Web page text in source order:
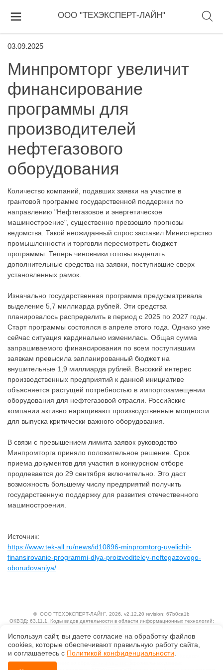
ООО "ТЕХЭКСПЕРТ-ЛАЙН"
03.09.2025
Минпромторг увеличит
финансирование
программы для
производителей
нефтегазового
оборудования
Количество компаний, подавших заявки на участие в
грантовой программе государственной поддержки по
направлению "Нефтегазовое и энергетическое
машиностроение", существенно превзошло прогнозы
ведомства. Такой неожиданный спрос заставил Министерство
промышленности и торговли пересмотреть бюджет
программы. Теперь чиновники готовы выделить
дополнительные средства на заявки, поступившие сверх
установленных рамок.
Изначально государственная программа предусматривала
выделение 5,7 миллиарда рублей. Эти средства
планировалось распределить в период с 2025 по 2027 годы.
Старт программы состоялся в апреле этого года. Однако уже
сейчас ситуация кардинально изменилась. Общая сумма
запрашиваемого финансирования по всем поступившим
заявкам превысила запланированный бюджет на
внушительные 1,9 миллиарда рублей. Высокий интерес
производственных предприятий к данной инициативе
объясняется растущей потребностью в импортозамещении
оборудования для нефтегазовой отрасли. Российские
компании активно наращивают производственные мощности
для выпуска критически важного оборудования.
В связи с превышением лимита заявок руководство
Минпромторга приняло положительное решение. Срок
приема документов для участия в конкурсном отборе
продлевается до 29 сентября включительно. Это даст
возможность большему числу предприятий получить
государственную поддержку для развития отечественного
машиностроения.
Источник:
https://www.tek-all.ru/news/id10896-minpromtorg-uvelichit-
finansirovanie-programmi-dlya-proizvoditeley-neftegazovogo-
oborudovaniya/
© ООО "ТЕХЭКСПЕРТ-ЛАЙН" , 2026, v2.12.20 revision: 67b0ca1b
ОКВЭД: 63.11.1, Коды видов деятельности в области информационных технологий:
Ценовая политика
Исключительные авторские и смежные права принадлежат АО «Кодекс».
Положение по обработке и защите персональных данных
Используя сайт, вы даете согласие на обработку файлов
сооkiеs, которые обеспечивают правильную работу сайта,
и соглашаетесь с Политикой конфиденциальности